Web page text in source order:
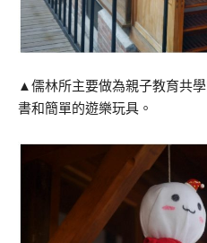
▲儒林所主要做為親子教育共
書和簡單的遊樂玩具。